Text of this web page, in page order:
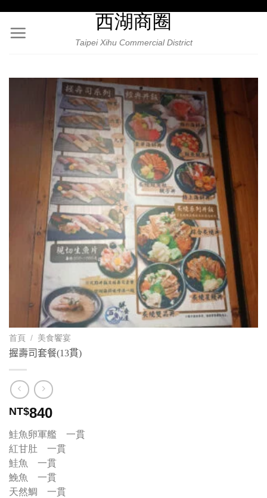
content
西湖商圈
Taipei Xihu Commercial District
首頁 / 美食饗宴
握壽司套餐(13貫)
NT$840
鮭魚卵軍艦 一貫
紅甘肚 一貫
鮭魚 一貫
鮸魚 一貫
天然鯛 一貫